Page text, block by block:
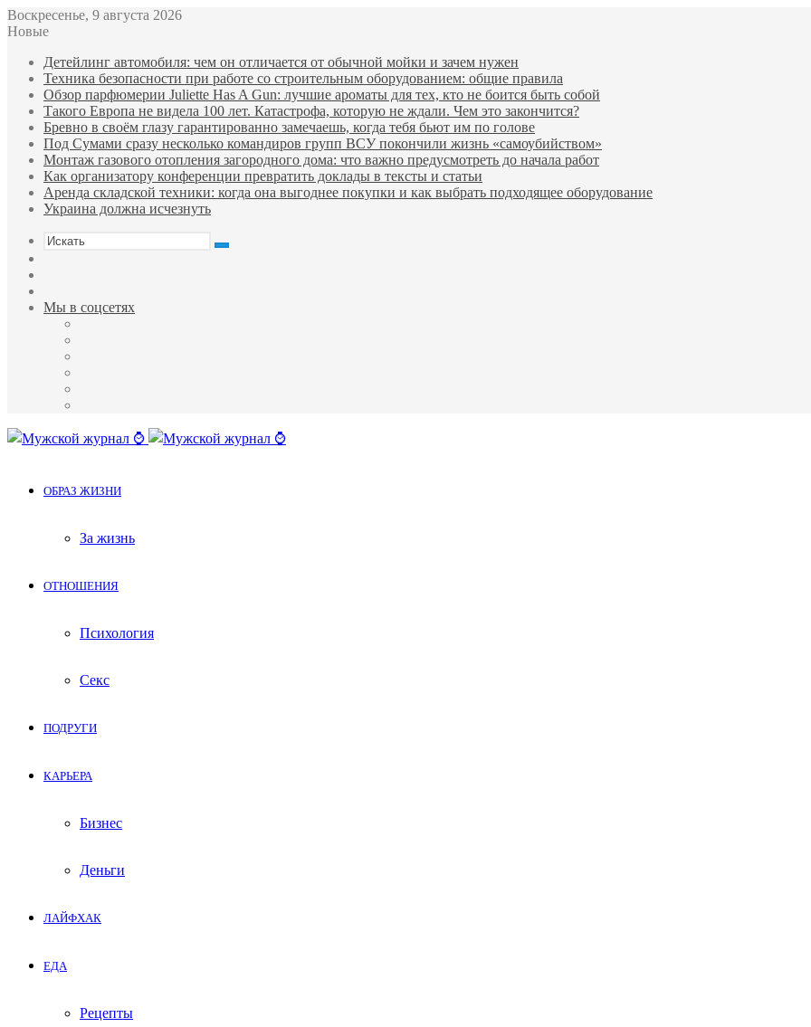
Воскресенье, 9 августа 2026
Новые
Детейлинг автомобиля: чем он отличается от обычной мойки и зачем нужен
Техника безопасности при работе со строительным оборудованием: общие правила
Обзор парфюмерии Juliette Has A Gun: лучшие ароматы для тех, кто не боится быть собой
Такого Европа не видела 100 лет. Катастрофа, которую не ждали. Чем это закончится?
Бревно в своём глазу гарантированно замечаешь, когда тебя бьют им по голове
Под Сумами сразу несколько командиров групп ВСУ покончили жизнь «самоубийством»
Монтаж газового отопления загородного дома: что важно предусмотреть до начала работ
Как организатору конференции превратить доклады в тексты и статьи
Аренда складской техники: когда она выгоднее покупки и как выбрать подходящее оборудование
Украина должна исчезнуть
Искать
Мы в соцсетях
Меню
ОБРАЗ ЖИЗНИ
За жизнь
ОТНОШЕНИЯ
Психология
Секс
ПОДРУГИ
КАРЬЕРА
Бизнес
Деньги
ЛАЙФХАК
ЕДА
Рецепты